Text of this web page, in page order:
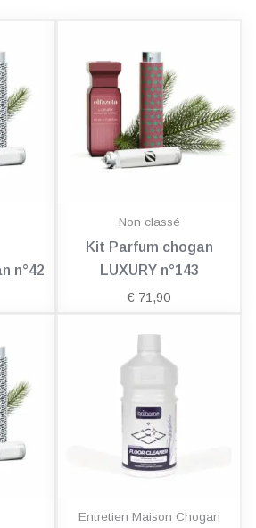
n°42
Non classé
Kit Parfum chogan
LUXURY n°143
€ 71,90
Entretien Maison Chogan